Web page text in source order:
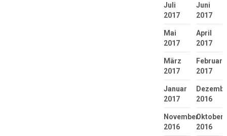
Juli
2017
Juni
2017
Mai
2017
April
2017
März
2017
Februar
2017
Januar
2017
2016
November
2016
Oktober
2016